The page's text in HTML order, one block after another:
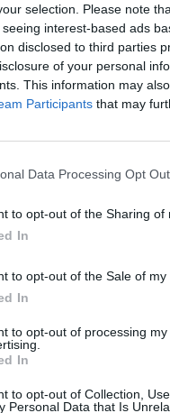
selection. Please note
interest-based ads
disclosed to third parties
of your personal
This information may
Participants that may
Data Processing Opt
to opt-out of the Sharing of
In
to opt-out of the Sale of my
In
to opt-out of processing
In
to opt-out of Collection,
Personal Data that Is
die schon aus den ersten
jeder gerne eine andere
Wonkru!
Kampf ist noch nicht vorbei!)
geöffnet, da war kein